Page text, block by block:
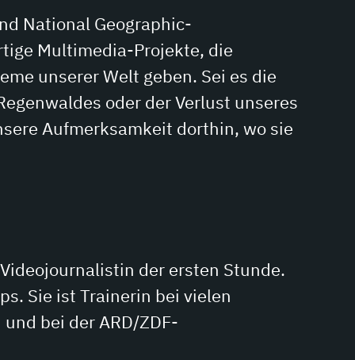
National Geographic-
Multimedia-Projekte, die
unserer Welt geben. Sei es die
oder der Verlust unseres
Aufmerksamkeit dorthin, wo sie
der ersten Stunde.
Sie ist Trainerin bei vielen
bei der ARD/ZDF-